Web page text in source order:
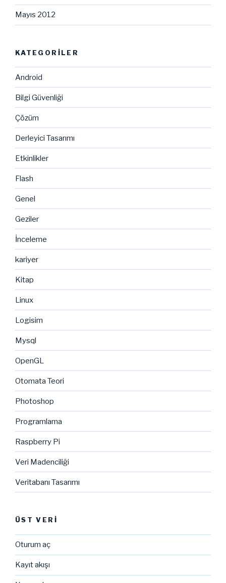
Mayıs 2012
KATEGORILER
Android
Bilgi Güvenliği
Çözüm
Derleyici Tasarımı
Etkinlikler
Flash
Genel
Geziler
İnceleme
kariyer
Kitap
Linux
Logisim
Mysql
OpenGL
Otomata Teori
Photoshop
Programlama
Raspberry Pi
Veri Madenciliği
Veritabanı Tasarımı
ÜST VERI
Oturum aç
Kayıt akışı